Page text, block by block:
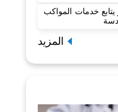
خدمات المواكب
المزيد